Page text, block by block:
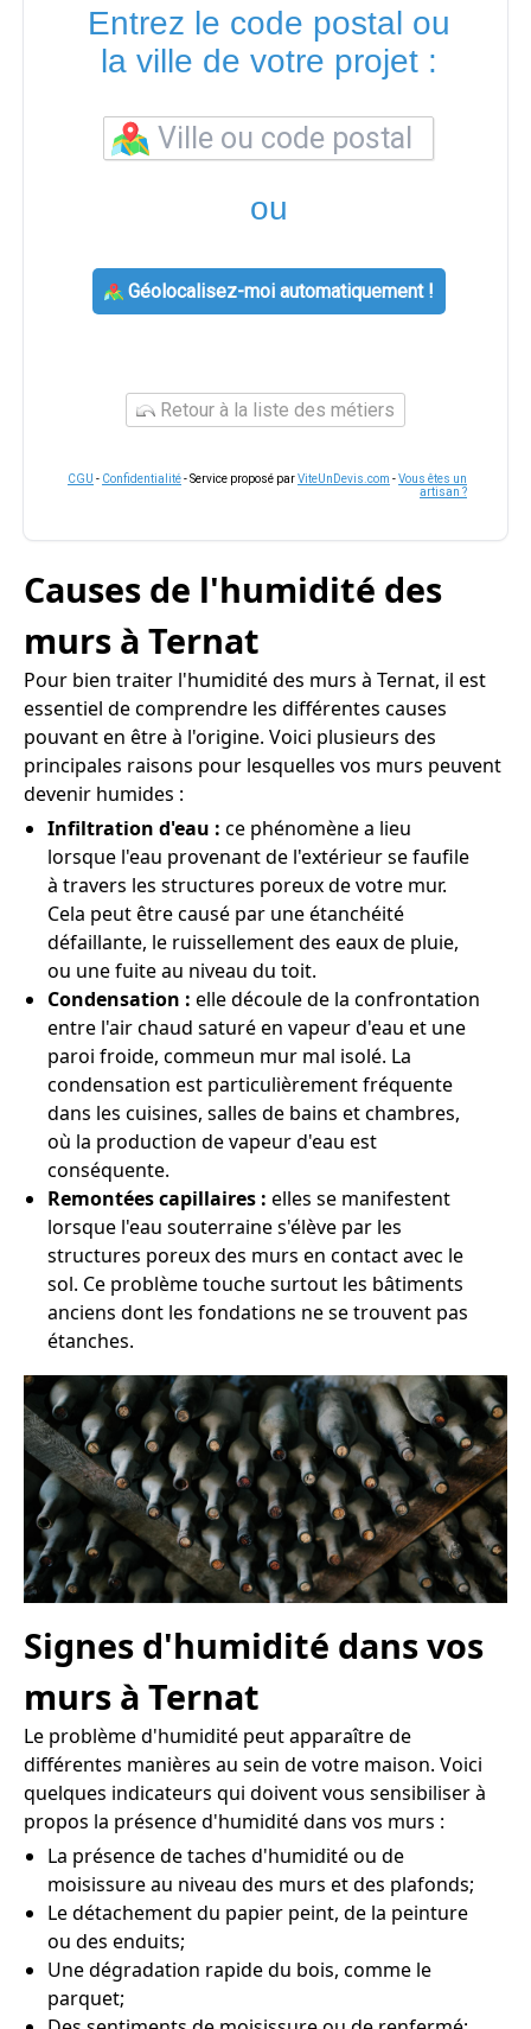
Entrez le code postal ou
la ville de votre projet :
ou
Géolocalisez-moi automatiquement !
Retour à la liste des métiers
CGU - Confidentialité- Service proposé parViteUnDevis.com -Vous êtes un
artisan ?
Causes de l'humidité des
murs à Ternat
Pour bien traiter l'humidité des murs à Ternat, il est
essentiel de comprendre les différentes causes
pouvant en être à l'origine. Voici plusieurs des
principales raisons pour lesquelles vos murs peuvent
devenir humides :
Infiltration d'eau : ce phénomène a lieu
lorsque l'eau provenant de l'extérieur se faufile
à travers les structures poreux de votre mur.
Cela peut être causé par une étanchéité
défaillante, le ruissellement des eaux de pluie,
ou une fuite au niveau du toit.
Condensation : elle découle de la confrontation
entre l'air chaud saturé en vapeur d'eau et une
paroi froide, commeun mur mal isolé. La
condensation est particulièrement fréquente
dans les cuisines, salles de bains et chambres,
où la production de vapeur d'eau est
conséquente.
Remontées capillaires : elles se manifestent
lorsque l'eau souterraine s'élève par les
structures poreux des murs en contact avec le
sol. Ce problème touche surtout les bâtiments
anciens dont les fondations ne se trouvent pas
étanches.
Signes d'humidité dans vos
murs à Ternat
Le problème d'humidité peut apparaître de
différentes manières au sein de votre maison. Voici
quelques indicateurs qui doivent vous sensibiliser à
propos la présence d'humidité dans vos murs :
La présence de taches d'humidité ou de
moisissure au niveau des murs et des plafonds;
Le détachement du papier peint, de la peinture
ou des enduits;
Une dégradation rapide du bois, comme le
parquet;